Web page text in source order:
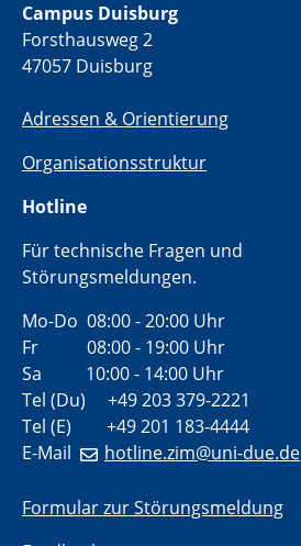
Campus Duisburg
Forsthausweg 2
47057 Duisburg
Adressen & Orientierung
Organisationsstruktur
Hotline
Für technische Fragen und
Störungsmeldungen.
Mo-Do 08:00 - 20:00 Uhr
Fr 08:00 - 19:00 Uhr
Sa 10:00 - 14:00 Uhr
Tel (Du) +49 203 379-2221
Tel (E) +49 201 183-4444
E-Mail
hotline.zim@uni-due.de
Formular zur Störungsmeldung